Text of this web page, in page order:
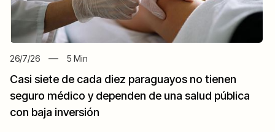
26/7/26 5 Min
Casi siete de cada diez paraguayos no tienen
seguro médico y dependen de una salud pública
con baja inversión